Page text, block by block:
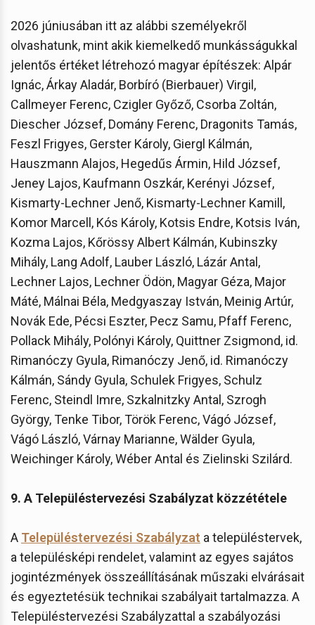
2026 júniusában itt az alábbi személyekről
olvashatunk, mint akik kiemelkedő munkásságukkal
jelentős értéket létrehozó magyar építészek: Alpár
Ignác, Árkay Aladár, Borbíró (Bierbauer) Virgil,
Callmeyer Ferenc, Czigler Győző, Csorba Zoltán,
Diescher József, Domány Ferenc, Dragonits Tamás,
Feszl Frigyes, Gerster Károly, Giergl Kálmán,
Hauszmann Alajos, Hegedűs Ármin, Hild József,
Jeney Lajos, Kaufmann Oszkár, Kerényi József,
Kismarty-Lechner Jenő, Kismarty-Lechner Kamill,
Komor Marcell, Kós Károly, Kotsis Endre, Kotsis Iván,
Kozma Lajos, Kőrössy Albert Kálmán, Kubinszky
Mihály, Lang Adolf, Lauber László, Lázár Antal,
Lechner Lajos, Lechner Ödön, Magyar Géza, Major
Máté, Málnai Béla, Medgyaszay István, Meinig Artúr,
Novák Ede, Pécsi Eszter, Pecz Samu, Pfaff Ferenc,
Pollack Mihály, Polónyi Károly, Quittner Zsigmond, id.
Rimanóczy Gyula, Rimanóczy Jenő, id. Rimanóczy
Kálmán, Sándy Gyula, Schulek Frigyes, Schulz
Ferenc, Steindl Imre, Szkalnitzky Antal, Szrogh
György, Tenke Tibor, Török Ferenc, Vágó József,
Vágó László, Várnay Marianne, Wälder Gyula,
Weichinger Károly, Wéber Antal és Zielinski Szilárd.
9. A Településtervezési Szabályzat közzététele
A Településtervezési Szabályzat a településtervek,
a településképi rendelet, valamint az egyes sajátos
jogintézmények összeállításának műszaki elvárásait
és egyeztetésük technikai szabályait tartalmazza. A
Településtervezési Szabályzattal a szabályozási